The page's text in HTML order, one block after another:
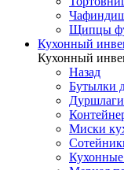
Щипцы
Кухонный
Кухонный
Назад
Бутылки
Миски